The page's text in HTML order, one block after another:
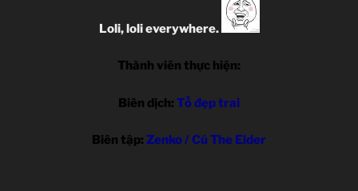
Loli, loli everywhere.
Thành viên thực hiện:
Biên dịch: Tồ đẹp trai
Biên tập: Zenko / Cú The Elder